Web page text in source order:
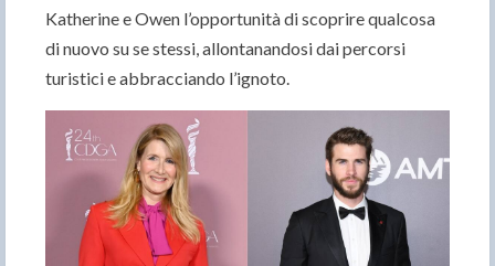
Katherine e Owen l’opportunità di scoprire qualcosa
di nuovo su se stessi, allontanandosi dai percorsi
turistici e abbracciando l’ignoto.